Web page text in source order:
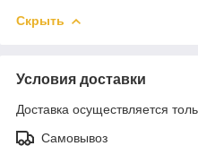
Скрыть
Условия доставки
Доставка осуществляется
Самовывоз